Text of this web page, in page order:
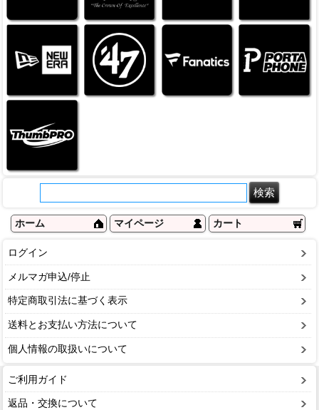
ホーム マイページ カート
ログイン
メルマガ申込/停止
特定商取引法に基づく表示
送料とお支払い方法について
個人情報の取扱いについて
ご利用ガイド
返品・交換について